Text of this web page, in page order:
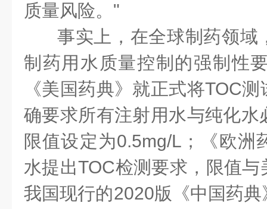
质量风险。"
事实上，在全球制药领域
制药用水质量控制的强制性
《美国药典》就正式将TOC
确要求所有注射用水与纯化水
限值设定为0.5mg/L；《欧洲
水提出TOC检测要求，限值
我国现行的2020版《中国药